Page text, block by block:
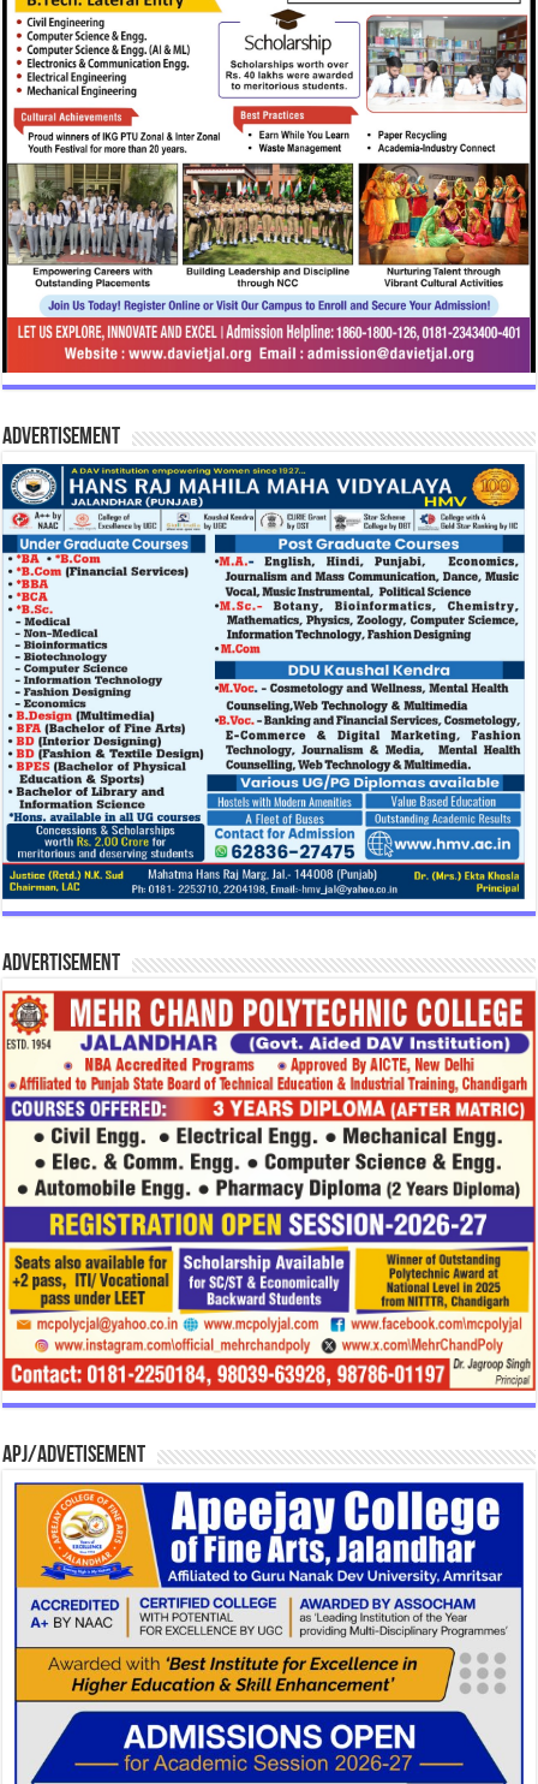
Advertisement
Advertisement
APJ/Advetisement